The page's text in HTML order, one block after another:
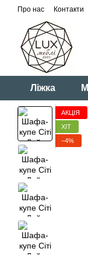
Перейти до
Про нас Контакти
Ліжка
АКЦІЯ
ХІТ
−4%